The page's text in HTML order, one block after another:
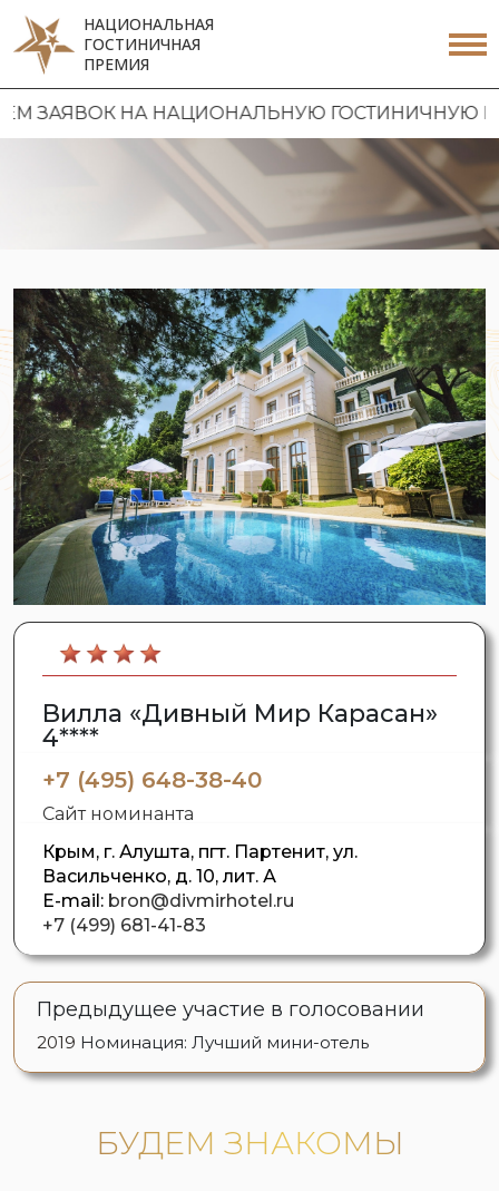
НАЦИОНАЛЬНАЯ
ГОСТИНИЧНАЯ
ПРЕМИЯ
НА НАЦИОНАЛЬНУЮ ГОСТИНИЧНУЮ ПРЕМИЮ
Вилла «Дивный Мир Карасан»
4****
+7 (495) 648-38-40
Сайт номинанта
Крым, г. Алушта, пгт. Партенит, ул.
Васильченко, д. 10, лит. А
E-mail: bron@divmirhotel.ru
+7 (499) 681-41-83
Предыдущее участие в голосовании
2019 Номинация: Лучший мини-отель
БУДЕМ ЗНАКОМЫ